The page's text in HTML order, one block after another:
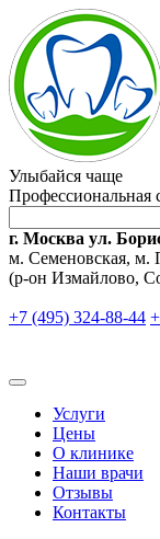
Улыбайся чаще
Профессиональная
г. Москва ул.
м. Семеновская, м.
(р-он Измайлово,
+7 (495) 324-88-44
Услуги
Цены
О клинике
Наши врачи
Отзывы
Контакты